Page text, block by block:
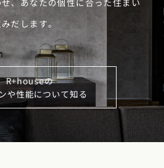
だします。
R+houseの
や性能について知る